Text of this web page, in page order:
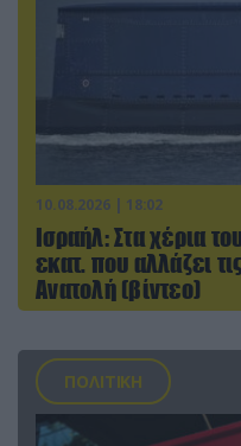
10.08.2026 | 18:02
Ισραήλ: Στα χέρια
εκατ. που αλλάζει
Ανατολή (βίντεο)
ΠΟΛΙΤΙΚΗ